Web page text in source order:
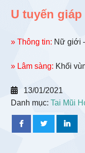
U tuyến giáp
» Thông tin: Nữ giới
» Lâm sàng: Khối
13/01/2021
Danh mục:Tai Mũi